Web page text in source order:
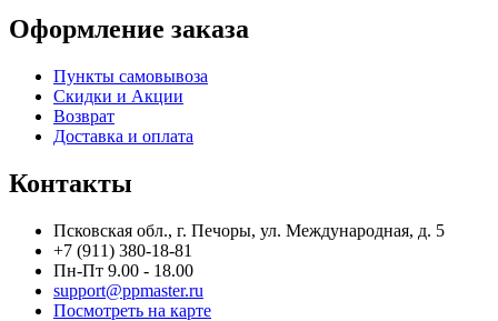
Оформление заказа
Пункты самовывоза
Скидки и Акции
Возврат
Доставка и оплата
Контакты
Псковская обл., г. Печоры, ул. Международная, д. 5
+7 (911) 380-18-81
Пн-Пт 9.00 - 18.00
support@ppmaster.ru
Посмотреть на карте